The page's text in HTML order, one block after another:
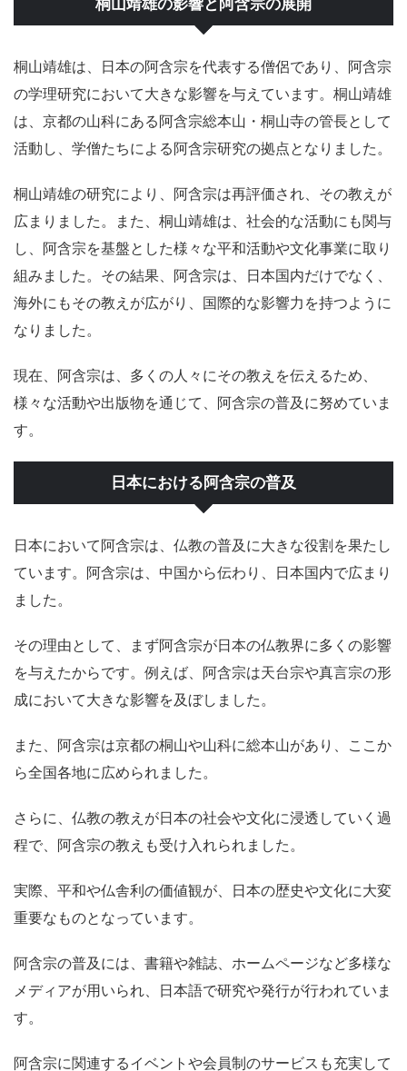
桐山靖雄の影響と阿含宗の展開
桐山靖雄は、日本の阿含宗を代表する僧侶であり、阿含宗
の学理研究において大きな影響を与えています。桐山靖雄
は、京都の山科にある阿含宗総本山・桐山寺の管長として
活動し、学僧たちによる阿含宗研究の拠点となりました。
桐山靖雄の研究により、阿含宗は再評価され、その教えが
広まりました。また、桐山靖雄は、社会的な活動にも関与
し、阿含宗を基盤とした様々な平和活動や文化事業に取り
組みました。その結果、阿含宗は、日本国内だけでなく、
海外にもその教えが広がり、国際的な影響力を持つように
なりました。
現在、阿含宗は、多くの人々にその教えを伝えるため、
様々な活動や出版物を通じて、阿含宗の普及に努めていま
す。
日本における阿含宗の普及
日本において阿含宗は、仏教の普及に大きな役割を果たし
ています。阿含宗は、中国から伝わり、日本国内で広まり
ました。
その理由として、まず阿含宗が日本の仏教界に多くの影響
を与えたからです。例えば、阿含宗は天台宗や真言宗の形
成において大きな影響を及ぼしました。
また、阿含宗は京都の桐山や山科に総本山があり、ここか
ら全国各地に広められました。
さらに、仏教の教えが日本の社会や文化に浸透していく過
程で、阿含宗の教えも受け入れられました。
実際、平和や仏舎利の価値観が、日本の歴史や文化に大変
重要なものとなっています。
阿含宗の普及には、書籍や雑誌、ホームページなど多様な
メディアが用いられ、日本語で研究や発行が行われていま
す。
阿含宗に関連するイベントや会員制のサービスも充実して